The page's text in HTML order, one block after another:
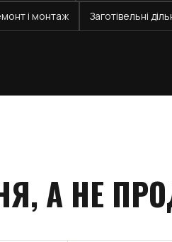
і монтаж Заготівельні
А НЕ